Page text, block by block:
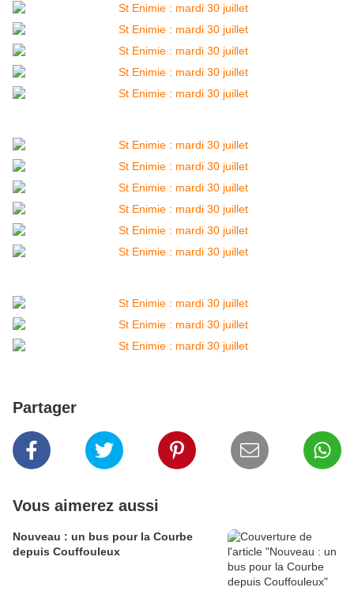
Partager
Vous aimerez aussi
Nouveau : un bus pour la Courbe
depuis Couffouleux